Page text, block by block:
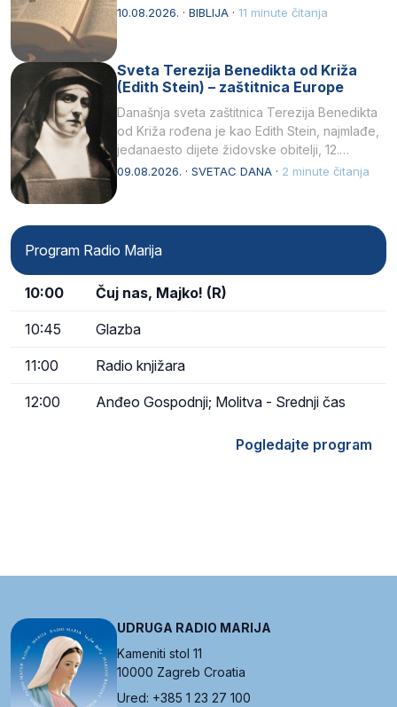
10.08.2026. · BIBLIJA · 11 minute čitanja
Sveta Terezija Benedikta od Križa
(Edith Stein) – zaštitnica Europe
Današnja sveta zaštitnica Terezija Benedikta
od Križa rođena je kao Edith Stein, najmlađe,
jedanaesto dijete židovske obitelji, 12.
listopada 1891, u Wrocławu…
09.08.2026. · SVETAC DANA · 2 minute čitanja
Program Radio Marija
10:00 Čuj nas, Majko! (R)
10:45 Glazba
11:00 Radio knjižara
12:00 Anđeo Gospodnji; Molitva - Srednji čas
Pogledajte program
UDRUGA RADIO MARIJA
Kameniti stol 11
10000 Zagreb Croatia
Ured: +385 1 23 27 100